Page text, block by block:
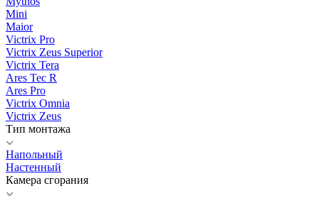
Mini
Maior
Victrix Pro
Victrix Zeus Superior
Victrix Tera
Ares Tec R
Ares Pro
Victrix Omnia
Victrix Zeus
Тип монтажа
Напольный
Настенный
Камера сгорания